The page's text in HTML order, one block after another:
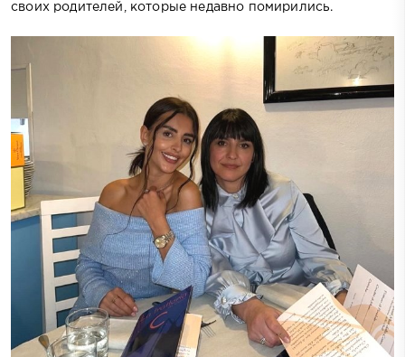
своих родителей, которые недавно помирились.